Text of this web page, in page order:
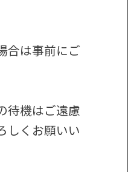
合は事前にご
待機はご遠慮
しくお願いい